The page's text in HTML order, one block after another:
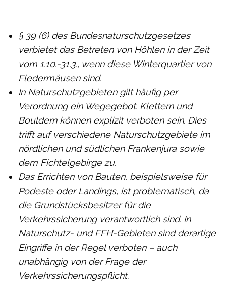
§ 39 (6) des Bundesnaturschutzgesetzes
verbietet das Betreten von Höhlen in der Zeit
vom 1.10.-31.3., wenn diese Winterquartier von
Fledermäusen sind.
In Naturschutzgebieten gilt häufig per
Verordnung ein Wegegebot. Klettern und
Bouldern können explizit verboten sein. Dies
trifft auf verschiedene Naturschutzgebiete im
nördlichen und südlichen Frankenjura sowie
dem Fichtelgebirge zu.
Das Errichten von Bauten, beispielsweise für
Podeste oder Landings, ist problematisch, da
die Grundstücksbesitzer für die
Verkehrssicherung verantwortlich sind. In
Naturschutz- und FFH-Gebieten sind derartige
Eingriffe in der Regel verboten – auch
unabhängig von der Frage der
Verkehrssicherungspflicht.